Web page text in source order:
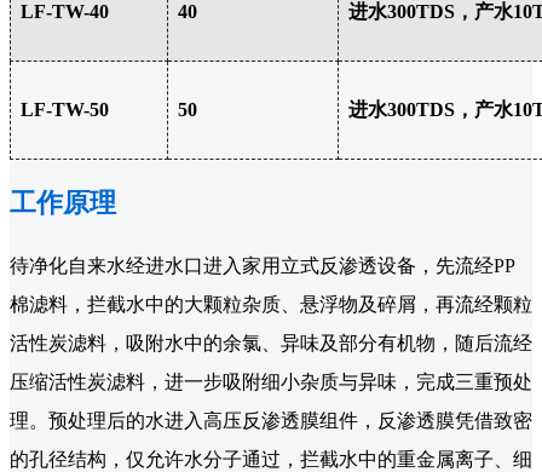
LF-TW-40 40 进水300TDS，产水
LF-TW-50 50 进水300TDS，产水
工作原理
待净化自来水经进水口进入家用立式反渗透设备，先流经PP
棉滤料，拦截水中的大颗粒杂质、悬浮物及碎屑，再流经颗粒
活性炭滤料，吸附水中的余氯、异味及部分有机物，随后流经
压缩活性炭滤料，进一步吸附细小杂质与异味，完成三重预处
理。预处理后的水进入高压反渗透膜组件，反渗透膜凭借致密
的孔径结构，仅允许水分子通过，拦截水中的重金属离子、细